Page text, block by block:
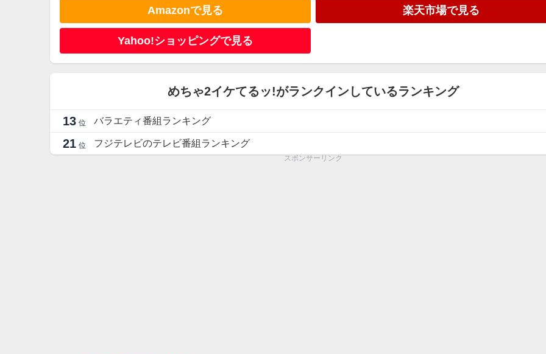
Amazonで見る 楽天市場で見る
Yahoo!ショッピングで見る
めちゃ2イケてるッ!がランクインしているランキング
13 位 バラエティ番組ランキング
21 位 フジテレビのテレビ番組ランキング
スポンサーリンク